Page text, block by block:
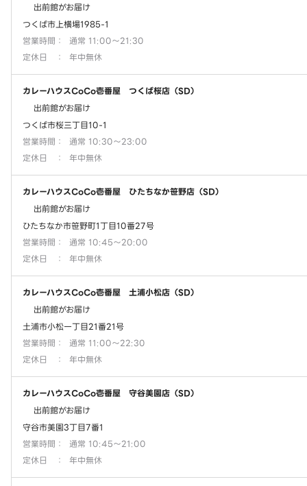
出前館がお届け
つくば市上横場1985-1
営業時間 ：
通常 11:00～21:30
定休日
： 年中無休
カレーハウスCoCo壱番屋 つくば桜店（SD）
出前館がお届け
つくば市桜三丁目10-1
営業時間 ：
通常 10:30～23:00
定休日
： 年中無休
カレーハウスCoCo壱番屋 ひたちなか笹野店（SD）
出前館がお届け
ひたちなか市笹野町1丁目10番27号
営業時間 ：
通常 10:45～20:00
定休日
： 年中無休
カレーハウスCoCo壱番屋 土浦小松店（SD）
出前館がお届け
土浦市小松一丁目21番21号
営業時間 ：
通常 11:00～22:30
定休日
： 年中無休
カレーハウスCoCo壱番屋 守谷美園店（SD）
出前館がお届け
守谷市美園3丁目7番1
営業時間 ：
通常 10:45～21:00
定休日
： 年中無休